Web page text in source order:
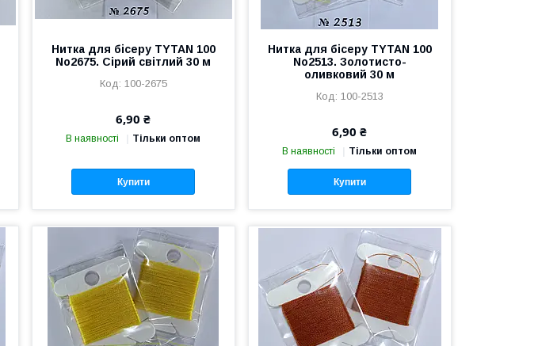
Нитка для бісеру TYTAN 100
No2675. Сірий світлий 30 м
100-2675
6,90 ₴
В наявності Тільки оптом
Купити
Нитка для бісеру TYTAN 100
No2513. Золотисто-
оливковий 30 м
100-2513
6,90 ₴
В наявності Тільки оптом
Купити